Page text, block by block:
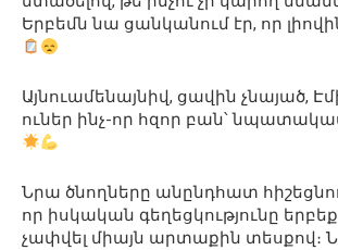
Երբեմն նա ցանկանում էր, որ
Այնուամենայնիվ, ցավին չնայած,
ուներ ինչ-որ հզոր բան՝
Նրա ծնողները անընդհատ
որ իսկական գեղեցկությունը
չափվել միայն արտաքին տեսքով։